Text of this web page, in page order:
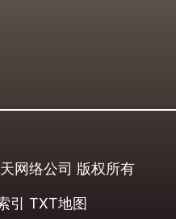
网络公司 版权所有
引 TXT地图